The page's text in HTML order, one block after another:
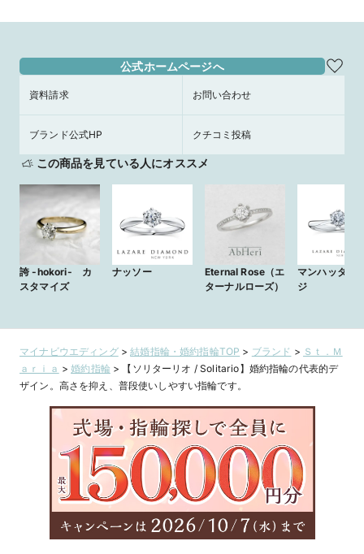
公式ホームページへ
資料請求 お問い合わせ
ブランド公式HP クチコミ投稿
この商品を見ている人にオススメ
誇 -hokori- カ
スタマイズ
ナッソー
Eternal Rose（エ
ターナルローズ）
マンハッタン
ジ
マイナビウエディング>結婚指輪・婚約指輪TOP > ブランド > Ｓｔ．Ｍ
ａｒｉａ >婚約指輪 >
【ソリターリオ / Solitario】婚約指輪の代表的デ
ザイン。高さを抑え、普段使いしやすい指輪です。